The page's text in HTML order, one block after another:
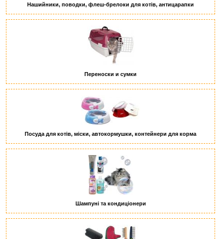
Нашийники, поводки, флеш-брелоки для котів, антицарапки
Переноски и сумки
Посуда для котів, міски, автокормушки, контейнери для корма
Шампуні та кондиціонери